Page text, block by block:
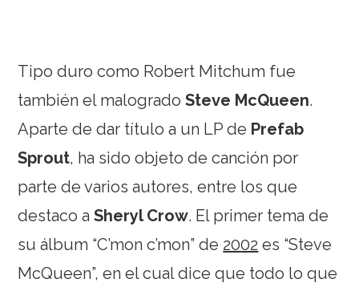
Tipo duro como Robert Mitchum fue
también el malogradoSteve McQueen.
Aparte de dar título a un LP de Prefab
Sprout, ha sido objeto de canción por
parte de varios autores, entre los que
destaco aSheryl Crow. El primer tema de
su álbum “C’mon c’mon” de 2002 es “Steve
McQueen”, en el cual dice que todo lo que